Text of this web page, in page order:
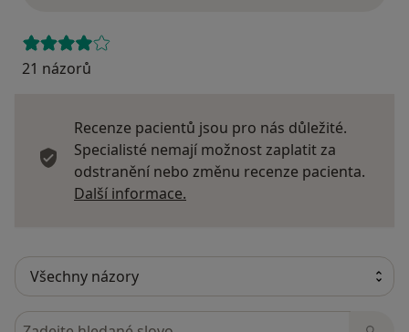
21 názorů
Recenze pacientů jsou pro nás důležité.
Specialisté nemají možnost zaplatit za
odstranění nebo změnu recenze pacienta.
Další informace.
Hledejte v názorech